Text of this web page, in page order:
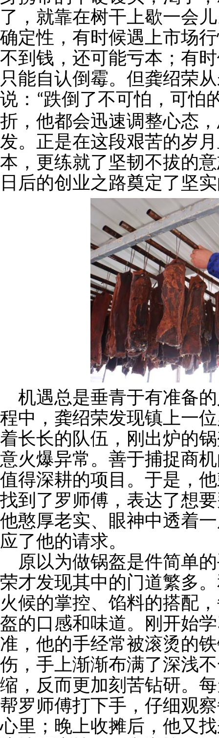
了，就靠在树干上歇一会
确定性，有时候遇上市场
不到钱，还可能亏本；有
只能自认倒霉。但龚绍荣
说： “跌倒了不可怕，可怕
折，他都会迅速调整心态
发。正是在这段艰苦的岁
本，更练就了坚韧不拔的
日后的创业之路奠定了坚
机遇总是垂青于有准备
程中，龚绍荣发现镇上一
着长长的队伍，刚出炉的
意火爆异常。善于捕捉商
值得深耕的项目。于是，
找到了罗师傅，表达了想
他憨厚老实、眼神中透着
应了他的请求。
原以为做锅盔是件简单
荣才发现其中的门道繁多
火候的掌控、馅料的搭配
盔的口感和味道。刚开始
准，他的手经常被滚烫的
伤，手上渐渐布满了深浅
缩，反而更加刻苦钻研。
帮罗师傅打下手，仔细观
心里；晚上收摊后，他又